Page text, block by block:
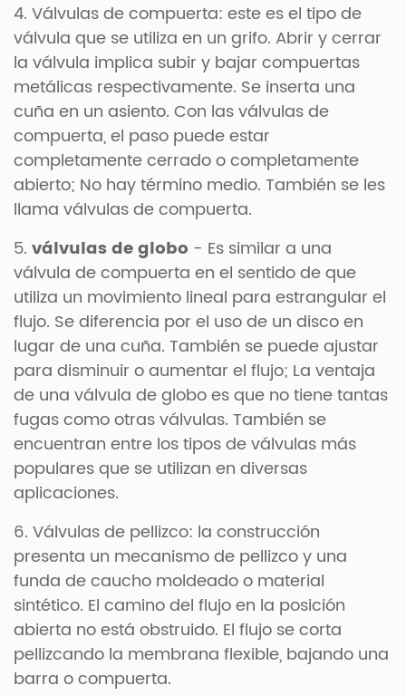
4. Válvulas de compuerta: este es el tipo de
válvula que se utiliza en un grifo. Abrir y cerrar
la válvula implica subir y bajar compuertas
metálicas respectivamente. Se inserta una
cuña en un asiento. Con las válvulas de
compuerta, el paso puede estar
completamente cerrado o completamente
abierto; No hay término medio. También se les
llama válvulas de compuerta.
5. válvulas de globo - Es similar a una
válvula de compuerta en el sentido de que
utiliza un movimiento lineal para estrangular el
flujo. Se diferencia por el uso de un disco en
lugar de una cuña. También se puede ajustar
para disminuir o aumentar el flujo; La ventaja
de una válvula de globo es que no tiene tantas
fugas como otras válvulas. También se
encuentran entre los tipos de válvulas más
populares que se utilizan en diversas
aplicaciones.
6. Válvulas de pellizco: la construcción
presenta un mecanismo de pellizco y una
funda de caucho moldeado o material
sintético. El camino del flujo en la posición
abierta no está obstruido. El flujo se corta
pellizcando la membrana flexible, bajando una
barra o compuerta.